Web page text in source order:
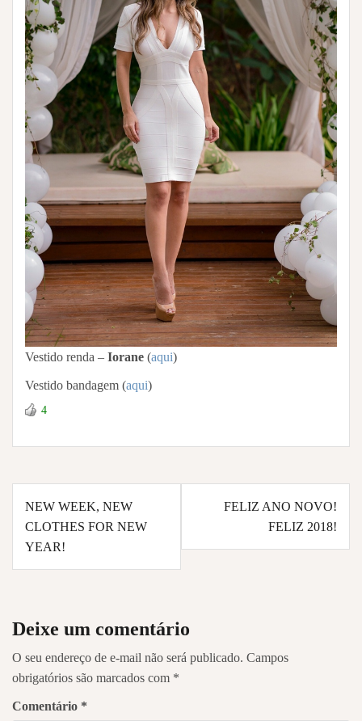
Vestido renda – Iorane (aqui)
Vestido bandagem (aqui)
4
Navegação
de
Post
NEW WEEK, NEW
CLOTHES FOR NEW
YEAR!
FELIZ ANO NOVO!
FELIZ 2018!
Deixe um comentário
O seu endereço de e-mail não será publicado. Campos
obrigatórios são marcados com *
Comentário *